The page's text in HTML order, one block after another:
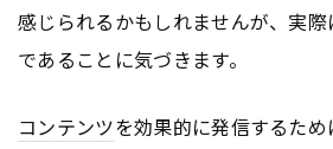
感じられるかもしれませんが、実
であることに気づきます。
コンテンツを効果的に発信するた